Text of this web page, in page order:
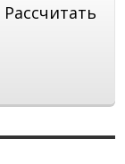
Рассчитать